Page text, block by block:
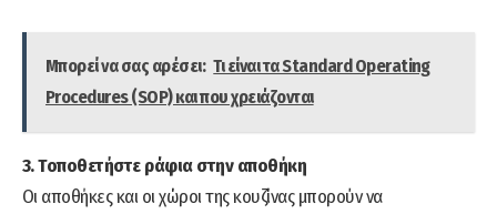
Μπορεί να σας αρέσει: Τι είναι τα Standard Operating
Procedures (SOP) και που χρειάζονται
3. Τοποθετήστε ράφια στην αποθήκη
Οι αποθήκες και οι χώροι της κουζίνας μπορούν να